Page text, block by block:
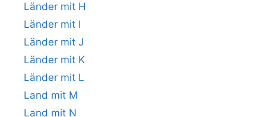
Länder mit H
Länder mit I
Länder mit J
Länder mit K
Länder mit L
Land mit M
Land mit N